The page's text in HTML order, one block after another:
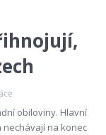
obiloviny. Hlavní
na konec